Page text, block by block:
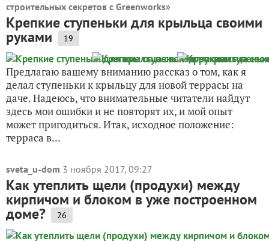
строительных секретов с Greenworks»
Крепкие ступеньки для крыльца своими
руками 19
Предлагаю вашему вниманию рассказ о том, как я
делал ступеньки к крыльцу для новой террасы на
даче. Надеюсь, что внимательные читатели найдут
здесь мои ошибки и не повторят их, и мой опыт
может пригодиться. Итак, исходное положение:
терраса в...
sveta_u-dom 3 ноября 2017, 09:27
Как утеплить щели (продухи) между
кирпичом и блоком в уже построенном
доме? 26